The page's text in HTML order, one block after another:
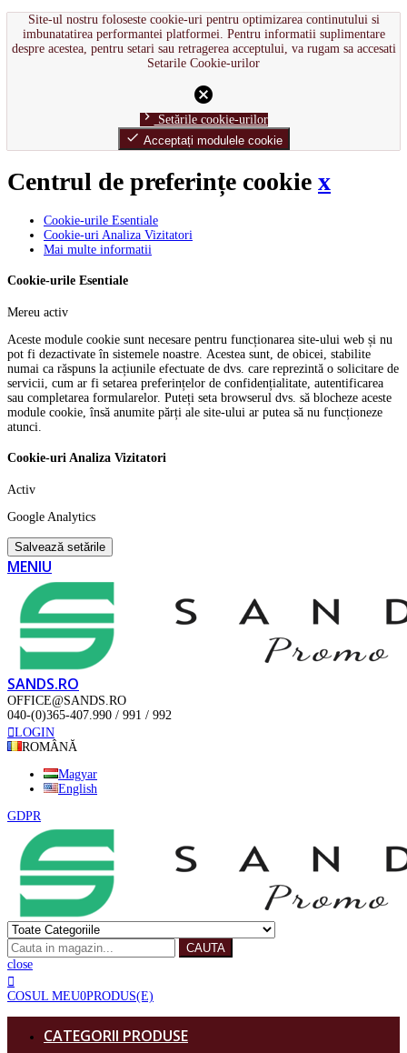
Site-ul nostru foloseste cookie-uri pentru optimizarea continutului si
imbunatatirea performantei platformei. Pentru informatii suplimentare
despre acestea, pentru setari sau retragerea acceptului, va rugam sa accesati
Setarile Cookie-urilor
cancel
chevron_right Setările cookie-urilor
done Acceptați modulele cookie
Centrul de preferințe cookie x
Cookie-urile Esentiale
Cookie-uri Analiza Vizitatori
Mai multe informatii
Cookie-urile Esentiale
Mereu activ
Aceste module cookie sunt necesare pentru funcționarea site-ului web și nu
pot fi dezactivate în sistemele noastre. Acestea sunt, de obicei, stabilite
numai ca răspuns la acțiunile efectuate de dvs. care reprezintă o solicitare de
servicii, cum ar fi setarea preferințelor de confidențialitate, autentificarea
sau completarea formularelor. Puteți seta browserul dvs. să blocheze aceste
module cookie, însă anumite părți ale site-ului ar putea să nu funcționeze
atunci.
Cookie-uri Analiza Vizitatori
Activ
Google Analytics
Salvează setările
MENIU
SANDS.RO
OFFICE@SANDS.RO
040-(0)365-407.990 / 991 / 992
LOGIN
ROMÂNĂ
Magyar
English
GDPR
CAUTA
close
COSUL MEU0PRODUS(E)
CATEGORII PRODUSE